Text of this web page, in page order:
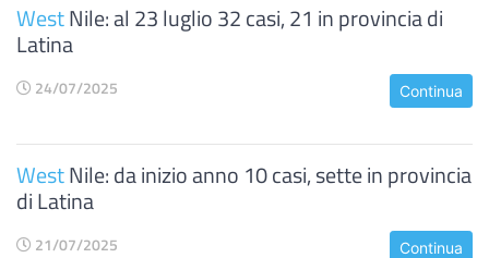
WestNile: al 23 luglio 32 casi, 21 in provincia di
Latina
24/07/2025 Continua
WestNile: da inizio anno 10 casi, sette in provincia
di Latina
21/07/2025 Continua